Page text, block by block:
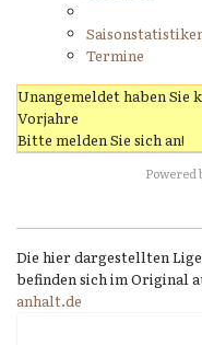
Termine
Unangemeldet haben Sie
Vorjahre
Bitte melden Sie sich an!
Powered
Die hier dargestellten
befinden sich im Original
anhalt.de